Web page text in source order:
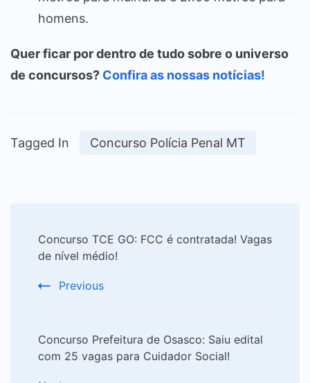
homens.
Quer ficar por dentro de tudo sobre o universo
de concursos? Confira as nossas notícias!
Tagged In Concurso Polícia Penal MT
Navigation
Concurso TCE GO: FCC é contratada! Vagas
de nível médio!
Previous
Concurso Prefeitura de Osasco: Saiu edital
com 25 vagas para Cuidador Social!